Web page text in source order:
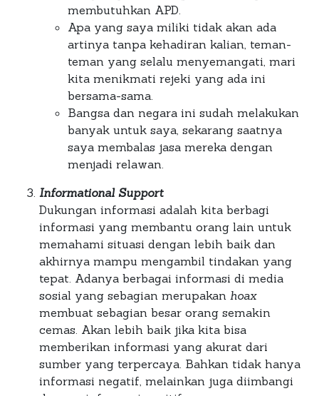
membutuhkan APD.
Apa yang saya miliki tidak akan ada
artinya tanpa kehadiran kalian, teman-
teman yang selalu menyemangati, mari
kita menikmati rejeki yang ada ini
bersama-sama.
Bangsa dan negara ini sudah melakukan
banyak untuk saya, sekarang saatnya
saya membalas jasa mereka dengan
menjadi relawan.
Informational Support
Dukungan informasi adalah kita berbagi
informasi yang membantu orang lain untuk
memahami situasi dengan lebih baik dan
akhirnya mampu mengambil tindakan yang
tepat. Adanya berbagai informasi di media
sosial yang sebagian merupakan hoax
membuat sebagian besar orang semakin
cemas. Akan lebih baik jika kita bisa
memberikan informasi yang akurat dari
sumber yang terpercaya. Bahkan tidak hanya
informasi negatif, melainkan juga diimbangi